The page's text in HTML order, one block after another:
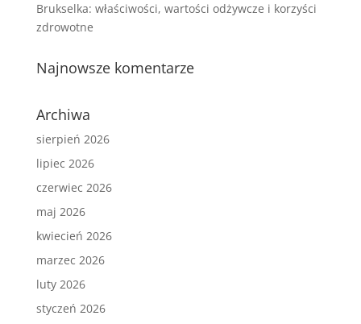
Brukselka: właściwości, wartości odżywcze i korzyści
zdrowotne
Najnowsze komentarze
Archiwa
sierpień 2026
lipiec 2026
czerwiec 2026
maj 2026
kwiecień 2026
marzec 2026
luty 2026
styczeń 2026